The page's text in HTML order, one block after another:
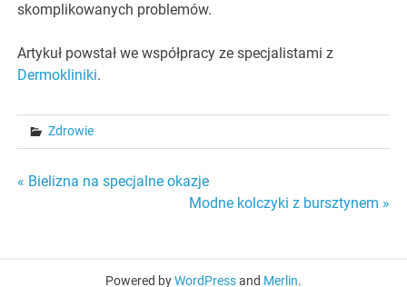
skomplikowanych problemów.
Artykuł powstał we współpracy ze specjalistami z
Dermokliniki.
Zdrowie
Nawigacja
« Bielizna na specjalne okazje
Modne kolczyki z bursztynem »
Powered byWordPressand Merlin.